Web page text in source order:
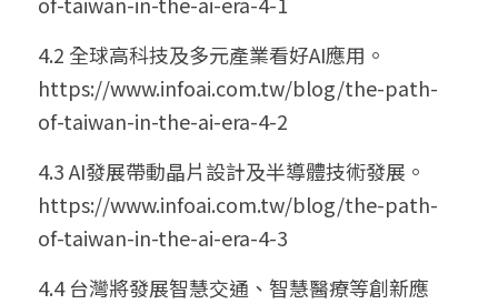
4.2 全球高科技及多元產業看好AI應用。
https://www.infoai.com.tw/blog/the-path-
of-taiwan-in-the-ai-era-4-2
4.3 AI發展帶動晶片設計及半導體技術發展。
https://www.infoai.com.tw/blog/the-path-
of-taiwan-in-the-ai-era-4-3
4.4 台灣將發展智慧交通、智慧醫療等創新應